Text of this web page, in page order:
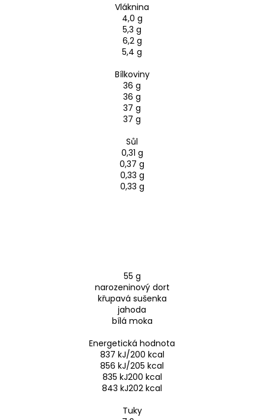
Vláknina
4,0 g
5,3 g
6,2 g
5,4 g
Bílkoviny
36 g
36 g
37 g
37 g
Sůl
0,31 g
0,37 g
0,33 g
0,33 g
55 g
narozeninový dort
křupavá sušenka
jahoda
bílá moka
Energetická hodnota
837 kJ/200 kcal
856 kJ/205 kcal
835 kJ200 kcal
843 kJ202 kcal
Tuky